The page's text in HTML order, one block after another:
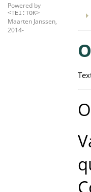
Powered by
<TEI:TOK>
Maarten Janssen,
2014-